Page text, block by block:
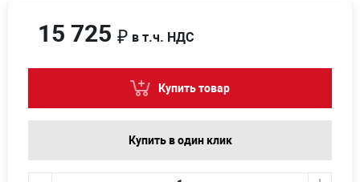
15 725 ₽ в т.ч. НДС
Купить товар
Купить в один клик